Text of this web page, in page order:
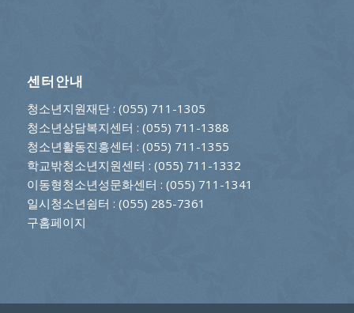
센터안내
청소년지원재단: (055) 711-1305
청소년상담복지센터 : (055) 711-1388
청소년활동진흥센터 : (055) 711-1355
학교밖청소년지원센터 : (055) 711-1332
이동형청소년성문화센터 : (055) 711-1341
일시청소년쉼터 : (055) 285-7361
구홈페이지